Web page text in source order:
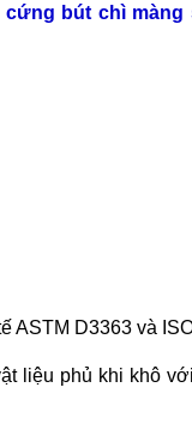
cứng bút chì màng
ASTM D3363 và
liệu phủ khi khô